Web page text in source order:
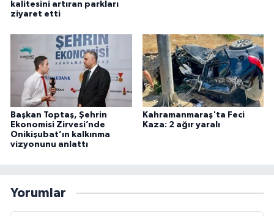
kalitesini artıran parkları
ziyaret etti
Başkan Toptaş, Şehrin
Ekonomisi Zirvesi’nde
Onikişubat’ın kalkınma
vizyonunu anlattı
Kahramanmaraş'ta Feci
Kaza: 2 ağır yaralı
Yorumlar